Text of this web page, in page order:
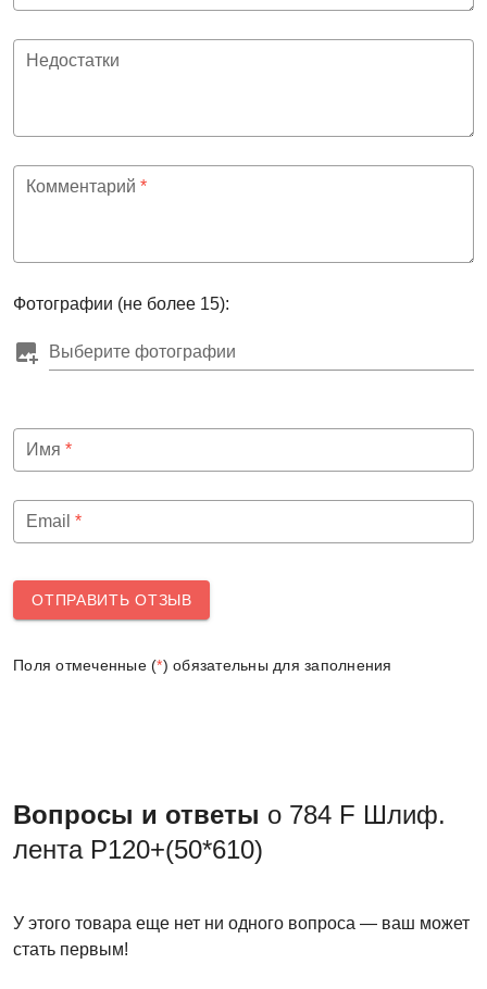
Недостатки
Комментарий *
Фотографии (не более 15):
Выберите фотографии
Имя *
Email *
ОТПРАВИТЬ ОТЗЫВ
Поля отмеченные (*) обязательны для заполнения
Вопросы и ответы о 784 F Шлиф.
лента Р120+(50*610)
У этого товара еще нет ни одного вопроса — ваш может
стать первым!